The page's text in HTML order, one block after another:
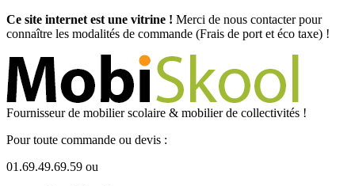
Ce site internet est une vitrine ! Merci de nous contacter pour
connaître les modalités de commande (Frais de port et éco taxe) !
Fournisseur de mobilier scolaire & mobilier de collectivités !
Pour toute commande ou devis :
01.69.49.69.59 ou